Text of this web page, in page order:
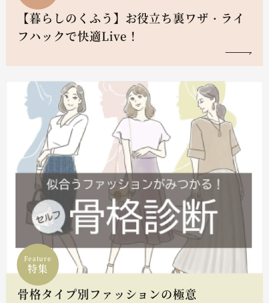
【暮らしのくふう】お役立ち裏ワザ・ライ
フハックで快適Live！
Feature
特集
骨格タイプ別ファッションの極意